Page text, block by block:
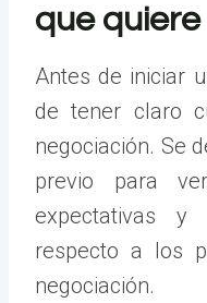
que
Antes de iniciar
de tener claro
negociación. Se
previo para
expectativas
respecto a los
negociación.